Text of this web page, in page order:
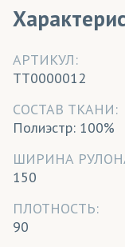
АРТИКУЛ:
TT0000012
CОСТАВ ТКАНИ:
Полиэстр: 100%
ШИРИНА
150
ПЛОТНОСТЬ:
90